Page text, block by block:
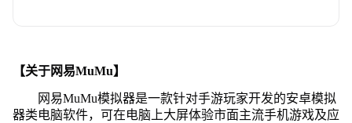
【关于网易MuMu】
网易MuMu模拟器是一款针对手游玩家开发的安卓模拟
器类电脑软件，可在电脑上大屏体验市面主流手机游戏及应